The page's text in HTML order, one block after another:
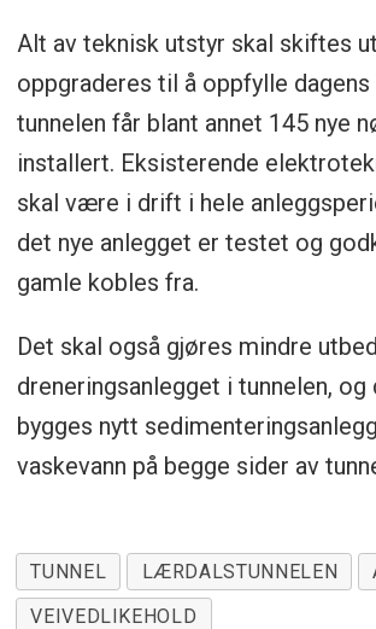
Alt av teknisk utstyr skal skiftes
oppgraderes til å oppfylle dagens
tunnelen får blant annet 145 nye
installert. Eksisterende
skal være i drift i hele
det nye anlegget er testet og
gamle kobles fra.
Det skal også gjøres mindre
dreneringsanlegget i tunnelen, og
bygges nytt
vaskevann på begge sider av
TUNNEL LÆRDALSTUNNELEN
VEIVEDLIKEHOLD